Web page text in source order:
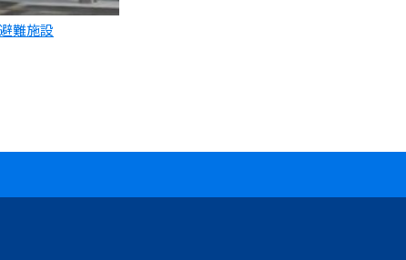
難施設